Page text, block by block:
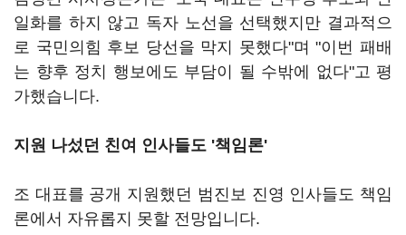
일화를 하지 않고 독자 노선을 선택했지만 결과적으
로 국민의힘 후보 당선을 막지 못했다"며 "이번 패배
는 향후 정치 행보에도 부담이 될 수밖에 없다"고 평
가했습니다.
지원 나섰던 친여 인사들도 '책임론'
조 대표를 공개 지원했던 범진보 진영 인사들도 책임
론에서 자유롭지 못할 전망입니다.